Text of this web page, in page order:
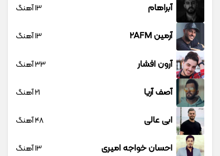
آبراهام 13 آهنگ
آرمین 2AFM 13 آهنگ
آرون افشار 33 آهنگ
آصف آریا 21 آهنگ
ابی عالی 48 آهنگ
احسان خواجه امیری 13 آهنگ